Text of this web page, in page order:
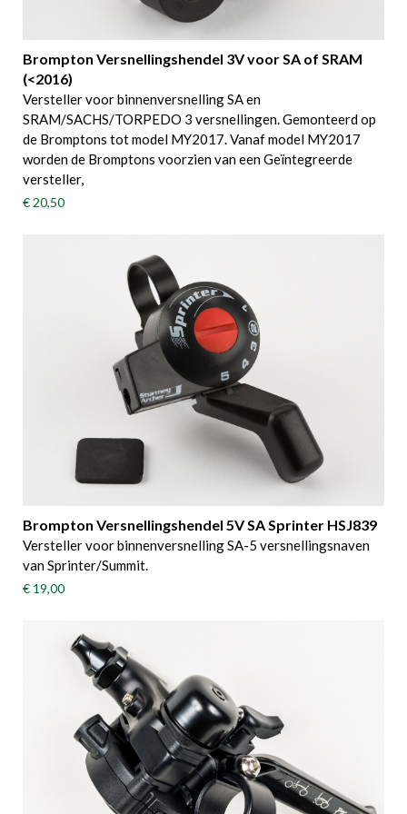
Brompton Versnellingshendel 3V voor SA of SRAM
(<2016)
Versteller voor binnenversnelling SA en
SRAM/SACHS/TORPEDO 3 versnellingen. Gemonteerd op
de Bromptons tot model MY2017. Vanaf model MY2017
worden de Bromptons voorzien van een Geïntegreerde
versteller,
€ 20,50
Brompton Versnellingshendel 5V SA Sprinter HSJ839
Versteller voor binnenversnelling SA-5 versnellingsnaven
van Sprinter/Summit.
€ 19,00